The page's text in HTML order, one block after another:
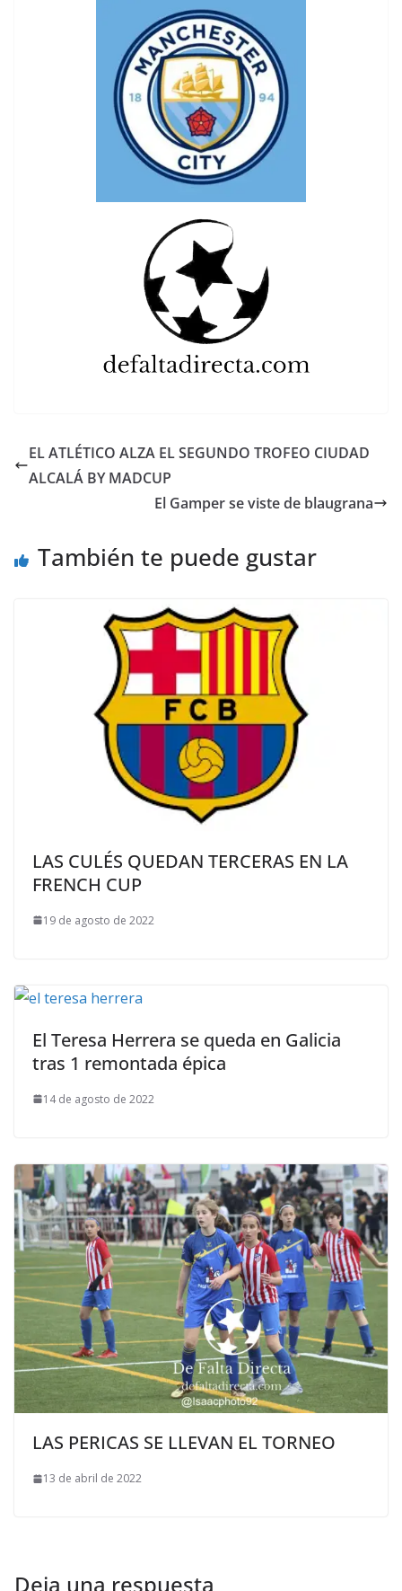
EL ATLÉTICO ALZA EL SEGUNDO TROFEO CIUDAD
ALCALÁ BY MADCUP
El Gamper se viste de blaugrana
También te puede gustar
LAS CULÉS QUEDAN TERCERAS EN LA
FRENCH CUP
19 de agosto de 2022
El Teresa Herrera se queda en Galicia
tras 1 remontada épica
14 de agosto de 2022
LAS PERICAS SE LLEVAN EL TORNEO
13 de abril de 2022
Deja una respuesta